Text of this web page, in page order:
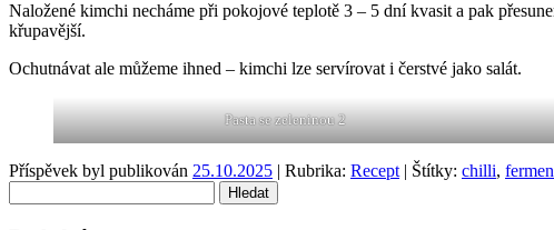
Naložené kimchi necháme při pokojové teplotě 3 – 5 dní kvasit a pak
křupavější.
Ochutnávat ale můžeme ihned – kimchi lze servírovat i čerstvé jako salát.
Pasta se zeleninou 2
Příspěvek byl publikován 25.10.2025 | Rubrika: Recept | Štítky: chilli,